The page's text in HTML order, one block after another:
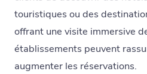
touristiques ou des
offrant une visite immersive
établissements peuvent
augmenter les réservations.